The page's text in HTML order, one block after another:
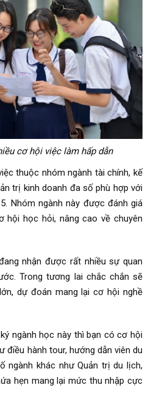
cơ hội việc làm hấp dẫn
thuộc nhóm ngành tài chính, kế
trị kinh doanh đa số phù hợp với
Nhóm ngành này được đánh giá
hội học hỏi, nâng cao về chuyên
nhận được rất nhiều sự quan
Trong tương lai chắc chắn sẽ
dự đoán mang lại cơ hội nghề
ngành học này thì bạn có cơ hội
điều hành tour, hướng dẫn viên du
khác như Quản trị du lịch,
hẹn mang lại mức thu nhập cực